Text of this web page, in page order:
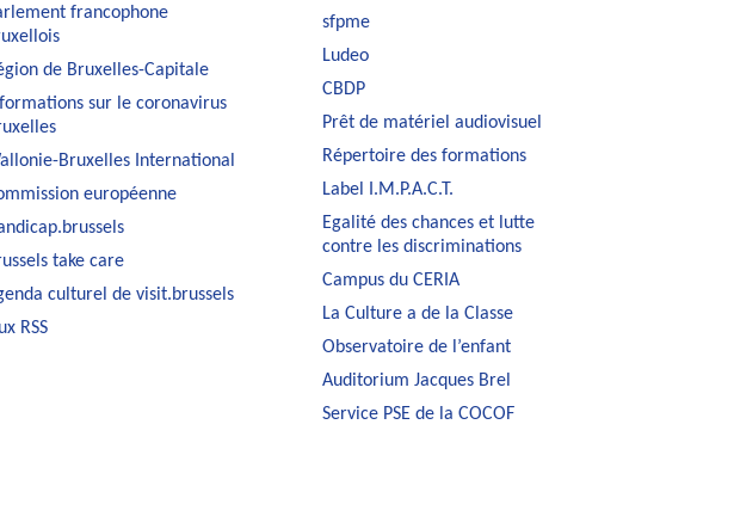
francophone
de Bruxelles-Capitale
sur le coronavirus
Bruxelles International
européenne
take care
culturel de visit.brussels
RSS
sfpme
Ludeo
CBDP
Prêt de matériel audiovisuel
Répertoire des formations
Label I.M.P.A.C.T.
Egalité des chances et lutte
contre les discriminations
Campus du CERIA
La Culture a de la Classe
Observatoire de l’enfant
Auditorium Jacques Brel
Service PSE de la COCOF